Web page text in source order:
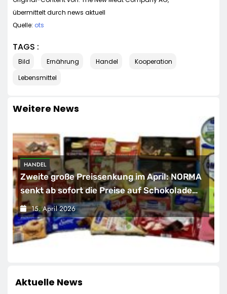
übermittelt durch news aktuell
Quelle: ots
TAGS :
Bild Ernährung Handel
Kooperation
Lebensmittel
Weitere News
HANDEL
Zweite große Preissenkung im April: NORMA
senkt ab sofort die Preise auf Schokolade
und Käse um bis zu 16 Prozent / Mit
LECKERROM, CREMISEE, EXCELSIOR süßer
und herzhafter Genuss
15. April 2026
Aktuelle News